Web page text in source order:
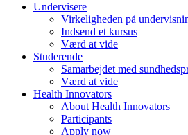
Undervisere
Virkeligheden på
Indsend et kursus
Værd at vide
Studerende
Samarbejdet med
Værd at vide
Health Innovators
About Health Innovators
Participants
Apply now